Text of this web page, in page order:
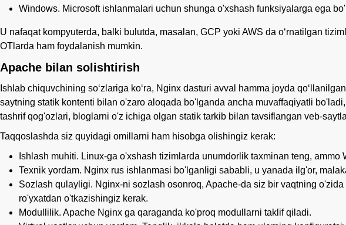
Windows. Microsoft ishlanmalari uchun shunga o'xshash funksiyalarga ega
U nafaqat kompyuterda, balki bulutda, masalan, GCP yoki AWS da oʻrnatilgan
OTlarda ham foydalanish mumkin.
Apache bilan solishtirish
Ishlab chiquvchining so‘zlariga ko‘ra, Nginx dasturi avval hamma joyda
saytning statik kontenti bilan o'zaro aloqada bo'lganda ancha muvaffaqiyatli
tashrif qog'ozlari, bloglarni o'z ichiga olgan statik tarkib bilan tavsiflangan veb-
Taqqoslashda siz quyidagi omillarni ham hisobga olishingiz kerak:
Ishlash muhiti. Linux-ga o'xshash tizimlarda unumdorlik taxminan teng,
Texnik yordam. Nginx rus ishlanmasi bo'lganligi sababli, u yanada ilg'or,
Sozlash qulayligi. Nginx-ni sozlash osonroq, Apache-da siz bir vaqtning
ro'yxatdan o'tkazishingiz kerak.
Modullilik. Apache Nginx ga qaraganda ko'proq modullarni taklif qiladi.